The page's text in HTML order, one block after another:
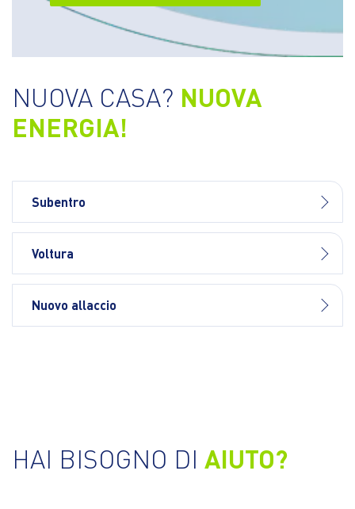
NUOVA CASA? NUOVA
ENERGIA!
Subentro
Voltura
Nuovo allaccio
HAI BISOGNO DI AIUTO?